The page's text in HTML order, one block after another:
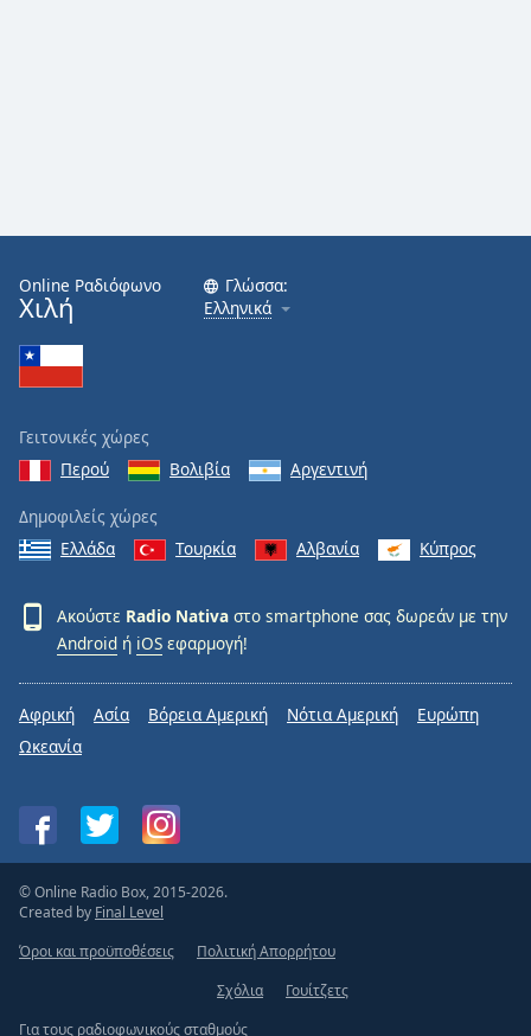
Online Ραδιόφωνο
Χιλή
Γλώσσα:
Ελληνικά
Γειτονικές χώρες
Περού
Βολιβία Αργεντινή
Δημοφιλείς χώρες
Ελλάδα
Τουρκία Αλβανία Κύπρος
Ακούστε Radio Nativa στο smartphone σας δωρεάν με την
Android ή iOS εφαρμογή!
Αφρική Ασία Βόρεια Αμερική Νότια Αμερική
Ευρώπη
Ωκεανία
© Online Radio Box, 2015-2026.
Created by Final Level
Όροι και προϋποθέσεις
Πολιτική Απορρήτου
Σχόλια
Γουίτζετς
Για τους ραδιοφωνικούς σταθμούς